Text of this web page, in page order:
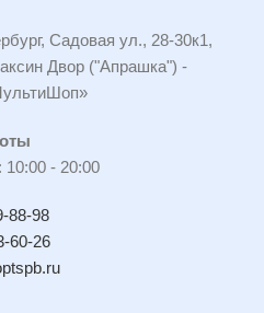
Садовая ул., 28-30к1,
Двор ("Апрашка") -
- 20:00
88-98
60-26